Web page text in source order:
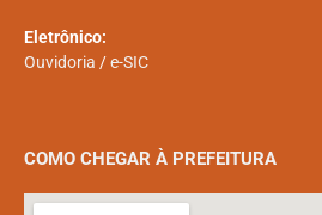
Eletrônico:
Ouvidoria /e-SIC
COMO CHEGAR À PREFEITURA